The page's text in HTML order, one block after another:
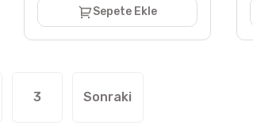
Sepete Ekle
3